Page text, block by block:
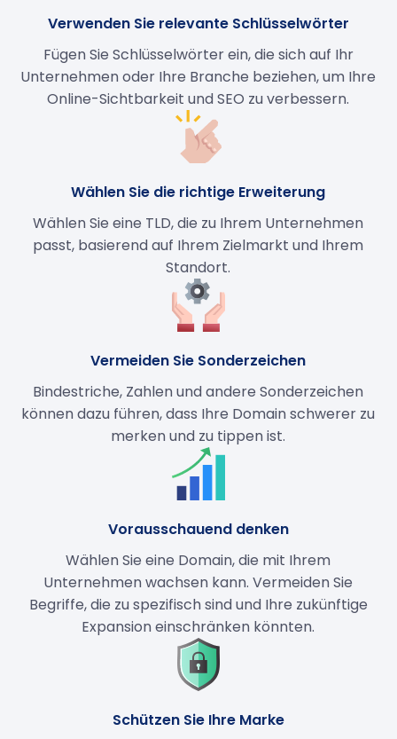
Verwenden Sie relevante Schlüsselwörter
Fügen Sie Schlüsselwörter ein, die sich auf Ihr
Unternehmen oder Ihre Branche beziehen, um Ihre
Online-Sichtbarkeit und SEO zu verbessern.
Wählen Sie die richtige Erweiterung
Wählen Sie eine TLD, die zu Ihrem Unternehmen
passt, basierend auf Ihrem Zielmarkt und Ihrem
Standort.
Vermeiden Sie Sonderzeichen
Bindestriche, Zahlen und andere Sonderzeichen
können dazu führen, dass Ihre Domain schwerer zu
merken und zu tippen ist.
Vorausschauend denken
Wählen Sie eine Domain, die mit Ihrem
Unternehmen wachsen kann. Vermeiden Sie
Begriffe, die zu spezifisch sind und Ihre zukünftige
Expansion einschränken könnten.
Schützen Sie Ihre Marke